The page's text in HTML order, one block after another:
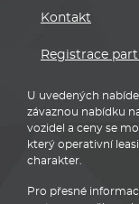
Kontakt
Registrace
U uvedených
závaznou nabídku
vozidel a ceny se
který operativní
charakter.
Pro přesné